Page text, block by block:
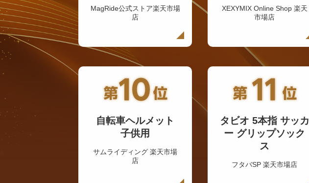
MagRide公式ストア楽天市場
店
XEXYMIX Online Shop 楽天
市場店
自転車ヘルメット
子供用
サムライディング 楽天市場
店
タビオ 5本指 サッカ
ー グリップソック
ス
フタバSP 楽天市場店